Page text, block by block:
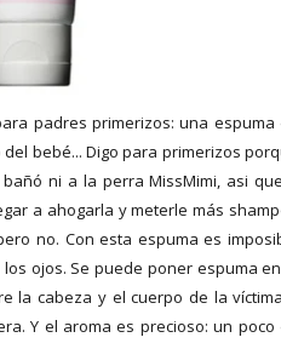
padres primerizos: una espuma
bebé... Digo para primerizos
ni a la perra MissMimi, asi
a ahogarla y meterle más
no. Con esta espuma es
ojos. Se puede poner espuma
la cabeza y el cuerpo de la
Y el aroma es precioso: un poco